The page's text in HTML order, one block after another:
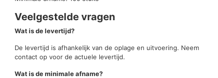
Veelgestelde vragen
Wat is de levertijd?
De levertijd is afhankelijk van de oplage en uitvoering. Neem
contact op voor de actuele levertijd.
Wat is de minimale afname?